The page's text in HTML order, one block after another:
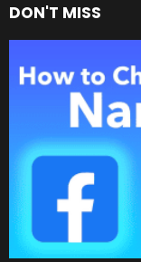
DON'T MISS